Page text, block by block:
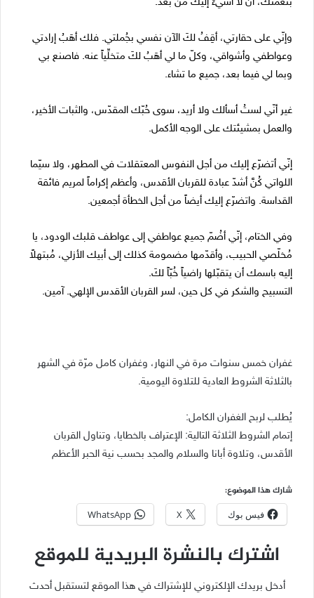
وإنّي على حقارتي، أقِفُ لكَ الآن نفسي بجُملتي. فلك أهَبُ إرادتي
وعواطفي وأشواقي، وكلّ ما لي أهَبُ لكَ متخلِّياً عنه. فاصنع بي
وبما لي فيما بعد، جميع ما تشاء.
غير أنّي لستُ أسألك ولا أريد، سوى حُبّك المقدّس، والثبات الأخير،
والعمل بمشيئتك على الوجه الأكمل.
إنّي أتضرّع إليك من أجل النفوس المعتقلات في المطهر، ولا سيّما
اللواتي كُنَّ أشدّ عبادة للقربان الأقدس، وأعظم إكراماً لمريم فائقة
القداسة. واتضرّع إليك أيضاً من أجل الخطأة أجمعين.
وفي الختام، إنّي أضُمّ جميع عواطفي إلى عواطف قلبك الودود، يا
مُخلّصي الحبيب، وأقدّمها مضمومة كذلك إلى أبيك الأزلي، مُبتهلاً
إليه باسمك أن يتقبّلها راضياً خُبّاً لكَ.
التسبيح والشكر في كل حين، لسر القربان الأقدس الإلهي. آمين.
غفران خمس سنوات مرة في النهار، وغفران كامل مرّة في الشهر
بالثلاثة الشروط العادية للتلاوة اليومية.
يُطلب لربح الغفران الكامل:
إتمام الشروط الثلاثة التالية: الإعتراف بالخطايا، وتناول القربان
الأقدس، وتلاوة أبانا والسلام والمجد بحسب نية الحبر الأعظم
شارك هذا الموضوع:
فيس بوك X
WhatsApp
اشترك بالنشرة البريدية للموقع
أدخل بريدك الإلكتروني للإشتراك في هذا الموقع لتستقبل أحدث